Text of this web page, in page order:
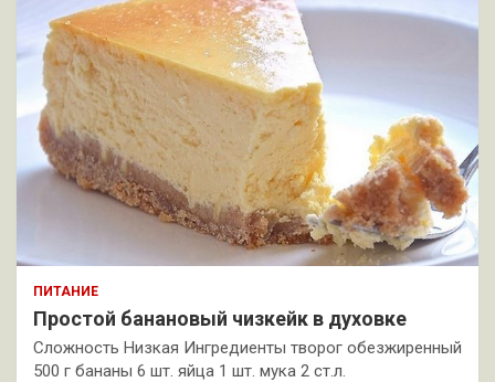
ПИТАНИЕ
Простой банановый чизкейк в духовке
Сложность Низкая Ингредиенты творог обезжиренный
500 г бананы 6 шт. яйца 1 шт. мука 2 ст.л.